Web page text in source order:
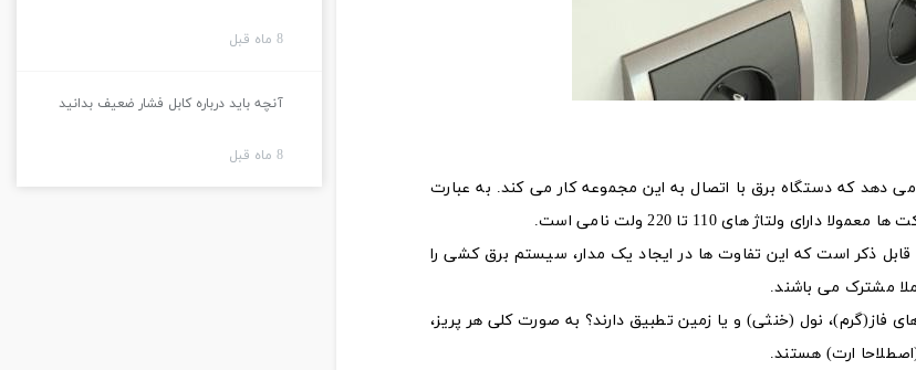
دهد که دستگاه برق با اتصال به این مجموعه کار می کند. به عبارت
های 110 تا 220 ولت نامی است.
ذکر است که این تفاوت ها در ایجاد یک مدار، سیستم برق کشی را
مشترک می باشند.
فاز(گرم)، نول (خنثی) و یا زمین تطبیق دارند؟ به صورت کلی هر پریز،
ارت) هستند.
8 ماه قبل
آنچه باید درباره کابل فشار ضعیف بدانید
8 ماه قبل